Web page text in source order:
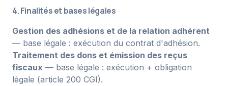
4. Finalités et bases légales
Gestion des adhésions et de la relation adhérent
— base légale : exécution du contrat d'adhésion.
Traitement des dons et émission des reçus
fiscaux — base légale : exécution + obligation
légale (article 200 CGI).